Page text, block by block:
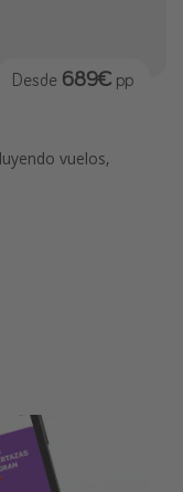
vuelos,
Desde 689€ pp